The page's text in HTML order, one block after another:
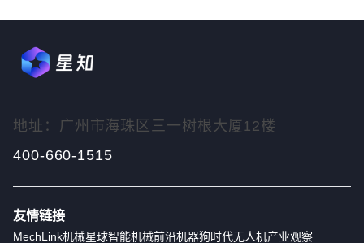
地址：广州市海珠区三一树根大厦12楼
400-660-1515
友情链接
MechLink机械星球智能机械前沿机器狗时代无人机产业观察